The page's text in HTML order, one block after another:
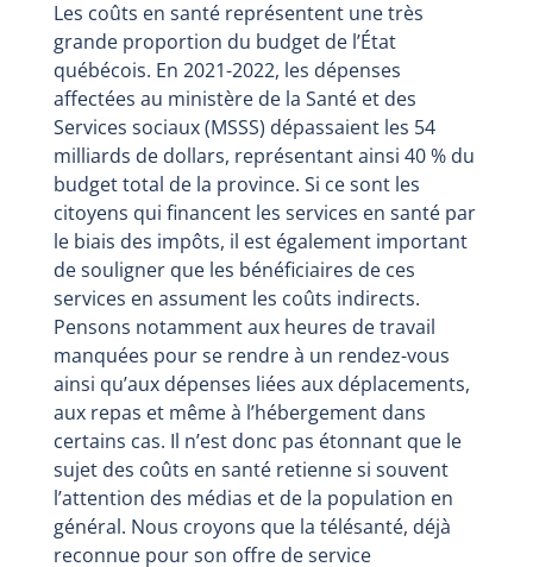
Les coûts en santé représentent une très
grande proportion du budget de l’État
québécois. En 2021-2022, les dépenses
affectées au ministère de la Santé et des
Services sociaux (MSSS) dépassaient les 54
milliards de dollars, représentant ainsi 40 % du
budget total de la province. Si ce sont les
citoyens qui financent les services en santé par
le biais des impôts, il est également important
de souligner que les bénéficiaires de ces
services en assument les coûts indirects.
Pensons notamment aux heures de travail
manquées pour se rendre à un rendez-vous
ainsi qu’aux dépenses liées aux déplacements,
aux repas et même à l’hébergement dans
certains cas. Il n’est donc pas étonnant que le
sujet des coûts en santé retienne si souvent
l’attention des médias et de la population en
général. Nous croyons que la télésanté, déjà
reconnue pour son offre de service